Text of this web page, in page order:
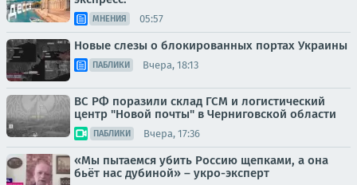
МНЕНИЯ 05:57
Новые слезы о блокированных портах Украины
ПАБЛИКИ Вчера, 18:13
ВС РФ поразили склад ГСМ и логистический
центр "Новой почты" в Черниговской области
ПАБЛИКИ Вчера, 17:36
«Мы пытаемся убить Россию щепками, а она
бьёт нас дубиной» – укро-эксперт